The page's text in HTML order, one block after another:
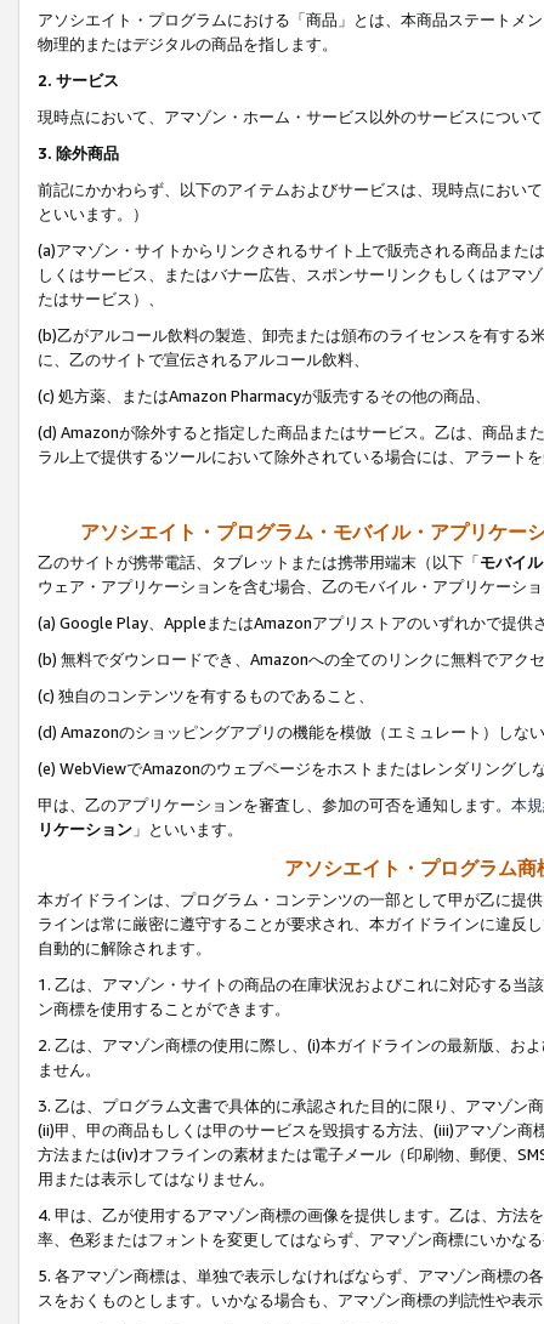
アソシエイト・プログラムにおける「商品」とは、本商品ステートメ
物理的またはデジタルの商品を指します。
2. サービス
現時点において、アマゾン・ホーム・サービス以外のサービスについ
3. 除外商品
前記にかかわらず、以下のアイテムおよびサービスは、現時点におい
といいます。）
(a)アマゾン・サイトからリンクされるサイト上で販売される商品ま
しくはサービス、またはバナー広告、スポンサーリンクもしくはアマ
たはサービス）、
(b)乙がアルコール飲料の製造、卸売または頒布のライセンスを有す
に、乙のサイトで宣伝されるアルコール飲料、
(c) 処方薬、またはAmazon Pharmacyが販売するその他の商品、
(d) Amazonが除外すると指定した商品またはサービス。乙は、商品ま
ラル上で提供するツールにおいて除外されている場合には、アラート
アソシエイト・プログラム・モバイル・アプリケー
乙のサイトが携帯電話、タブレットまたは携帯用端末（以下「モバイ
ウェア・アプリケーションを含む場合、乙のモバイル・アプリケーシ
(a) Google Play、AppleまたはAmazonアプリストアのいずれかで提供
(b) 無料でダウンロードでき、Amazonへの全てのリンクに無料でアク
(c) 独自のコンテンツを有するものであること、
(d) Amazonのショッピングアプリの機能を模倣（エミュレート）しな
(e) WebViewでAmazonのウェブページをホストまたはレンダリングし
甲は、乙のアプリケーションを審査し、参加の可否を通知します。 本
リケーション 」といいます。
アソシエイト・プログラム
本ガイドラインは、プログラム・コンテンツの一部として甲が乙に提
ラインは常に厳密に遵守することが要求され、本ガイドラインに違反
自動的に解除されます。
1. 乙は、アマゾン・サイトの商品の在庫状況およびこれに対応する
ン商標を使用することができます。
2. 乙は、アマゾン商標の使用に際し、(i)本ガイドラインの最新版、お
ません。
3. 乙は、プログラム文書で具体的に承認された目的に限り、アマゾン
(ii)甲、甲の商品もしくは甲のサービスを毀損する方法、(iii)アマゾン
方法または(iv)オフラインの素材または電子メール（印刷物、郵便、
用または表示してはなりません。
4. 甲は、乙が使用するアマゾン商標の画像を提供します。乙は、方
率、色彩またはフォントを変更してはならず、アマゾン商標にいかな
5. 各アマゾン商標は、単独で表示しなければならず、アマゾン商標
スをおくものとします。いかなる場合も、アマゾン商標の判読性や表